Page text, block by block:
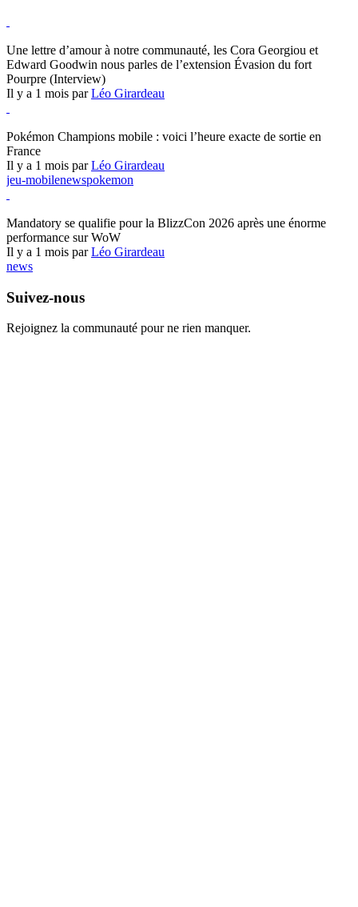
Une lettre d’amour à notre communauté, les Cora Georgiou et
Edward Goodwin nous parles de l’extension Évasion du fort
Pourpre (Interview)
Il y a 1 mois parLéo Girardeau
Pokémon Champions mobile : voici l’heure exacte de sortie en
France
Il y a 1 mois parLéo Girardeau
jeu-mobilenewspokemon
Mandatory se qualifie pour la BlizzCon 2026 après une énorme
performance sur WoW
Il y a 1 mois parLéo Girardeau
news
Suivez-nous
Rejoignez la communauté pour ne rien manquer.